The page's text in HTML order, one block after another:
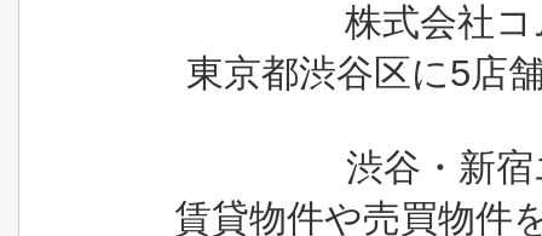
株式会社
東京都渋谷区に5店
渋谷・新
賃貸物件や売買物件